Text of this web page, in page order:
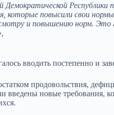
Демократической
которые повысили свои
и повышению норм.
вводить постепенно и
продовольствия,
введены новые требования,